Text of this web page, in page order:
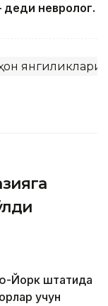
невролог.
янгиликлари
Йорк штатида
учун